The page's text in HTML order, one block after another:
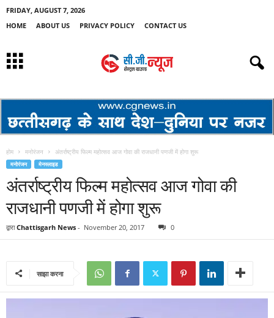
FRIDAY, AUGUST 7, 2026
HOME
ABOUT US PRIVACY POLICY CONTACT US
होम मनोरंजन अंतर्राष्ट्रीय फिल्म महोत्सव आज गोवा की राजधानी पणजी में होगा शुरू
मनोरंजन मेनस्लाइड
अंतर्राष्ट्रीय फिल्म महोत्सव आज गोवा की
राजधानी पणजी में होगा शुरू
द्वारा Chattisgarh News - November 20, 2017 0
साझा करना